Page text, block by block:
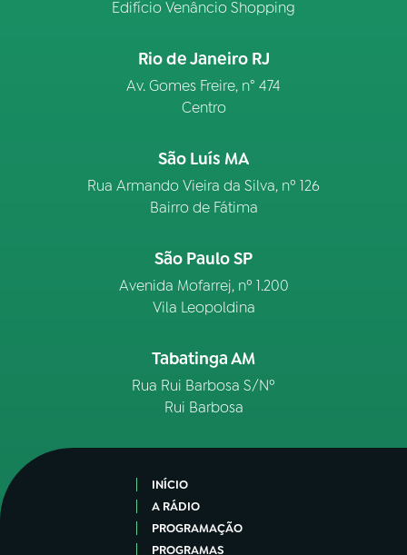
Edifício Venâncio Shopping
Rio de Janeiro RJ
Av. Gomes Freire, n° 474
Centro
São Luís MA
Rua Armando Vieira da Silva, nº 126
Bairro de Fátima
São Paulo SP
Avenida Mofarrej, nº 1.200
Vila Leopoldina
Tabatinga AM
Rua Rui Barbosa S/Nº
Rui Barbosa
INÍCIO
A RÁDIO
PROGRAMAÇÃO
PROGRAMAS